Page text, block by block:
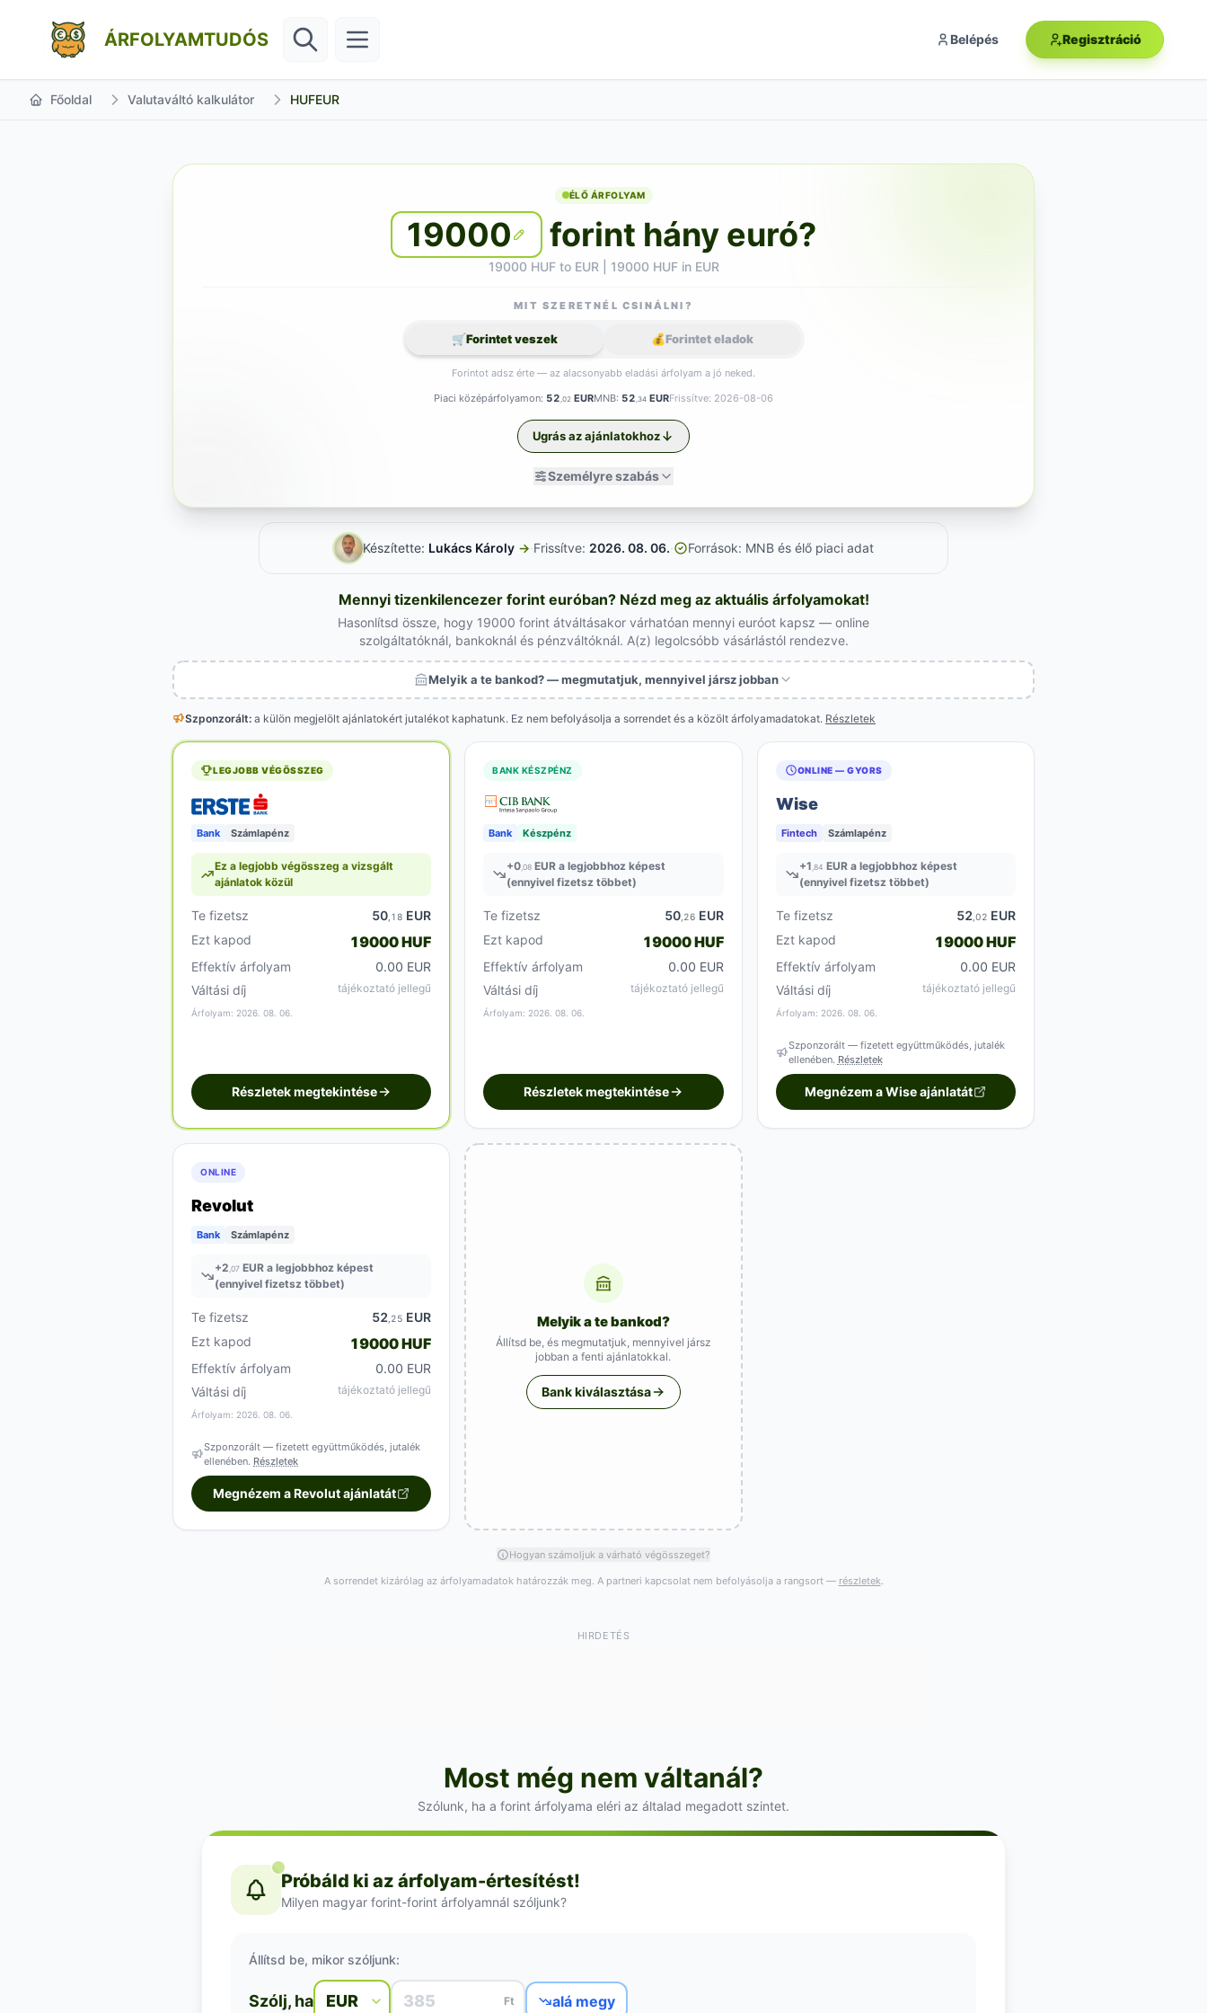
ÁRFOLYAMTUDÓS Belépés Regisztráció
Főoldal Valutaváltó kalkulátor HUFEUR
ÉLŐ ÁRFOLYAM
19000 forint hány euró?
19000 HUF to EUR | 19000 HUF in EUR
Piaci középárfolyamon: 52 ,02 EURMNB: 52 ,34 EURFrissítve: 2026-08-06
Személyre szabás
MIT SZERETNÉL CSINÁLNI?
🛒Forintet veszek 💰Forintet eladok
Forintot adsz érte — az alacsonyabb eladási árfolyam a jó neked.
Ugrás az ajánlatokhoz
Készítette: Lukács Károly →·Frissítve: 2026. 08. 06.· Források: MNB és élő piaci adat
Mennyi tizenkilencezer forint euróban? Nézd meg az aktuális árfolyamokat!
Hasonlítsd össze, hogy 19000 forint átváltásakor várhatóan mennyi euróot kapsz — online
szolgáltatóknál, bankoknál és pénzváltóknál. A(z) legolcsóbb vásárlástól rendezve.
Melyik a te bankod? — megmutatjuk, mennyivel jársz jobban
Szponzorált: a külön megjelölt ajánlatokért jutalékot kaphatunk. Ez nem befolyásolja a sorrendet és a közölt árfolyamadatokat. Részletek
LEGJOBB VÉGÖSSZEG
Bank Számlapénz
Ez a legjobb végösszeg a vizsgált
ajánlatok közül
Te fizetsz 50 ,18 EUR
Ezt kapod
19000 HUF
Effektív árfolyam
0.00 EUR
Váltási díj
tájékoztató jellegű
Árfolyam: 2026. 08. 06.
Részletek megtekintése
BANK KÉSZPÉNZ
Bank Készpénz
+0 ,08 EUR a legjobbhoz képest
(ennyivel fizetsz többet)
Te fizetsz 50,26 EUR
Ezt kapod
19000 HUF
Effektív árfolyam
0.00 EUR
Váltási díj
tájékoztató jellegű
Árfolyam: 2026. 08. 06.
Részletek megtekintése
ONLINE — GYORS
Wise
Fintech Számlapénz
+1 ,84 EUR a legjobbhoz képest
(ennyivel fizetsz többet)
Te fizetsz 52 ,02 EUR
Ezt kapod
19000 HUF
Effektív árfolyam
0.00 EUR
Váltási díj
tájékoztató jellegű
Árfolyam: 2026. 08. 06.
Szponzorált — fizetett együttműködés, jutalék
ellenében. Részletek
Megnézem a Wise ajánlatát
ONLINE
Revolut
Bank Számlapénz
+2 ,07 EUR a legjobbhoz képest
(ennyivel fizetsz többet)
Te fizetsz 52 ,25 EUR
Ezt kapod
19000 HUF
Effektív árfolyam
0.00 EUR
Váltási díj
tájékoztató jellegű
Árfolyam: 2026. 08. 06.
Szponzorált — fizetett együttműködés, jutalék
ellenében. Részletek
Megnézem a Revolut ajánlatát
Melyik a te bankod?
Állítsd be, és megmutatjuk, mennyivel jársz
jobban a fenti ajánlatokkal.
Bank kiválasztása
Hogyan számoljuk a várható végösszeget?
A sorrendet kizárólag az árfolyamadatok határozzák meg. A partneri kapcsolat nem befolyásolja a rangsort — részletek
HIRDETÉS
Most még nem váltanál?
Szólunk, ha a forint árfolyama eléri az általad megadott szintet.
Próbáld ki az árfolyam-értesítést!
Milyen magyar forint-forint árfolyamnál szóljunk?
Állítsd be, mikor szóljunk:
Szólj, ha Ft alá megy